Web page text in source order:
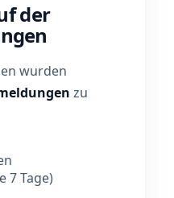
der
wurden
zu
7 Tage)